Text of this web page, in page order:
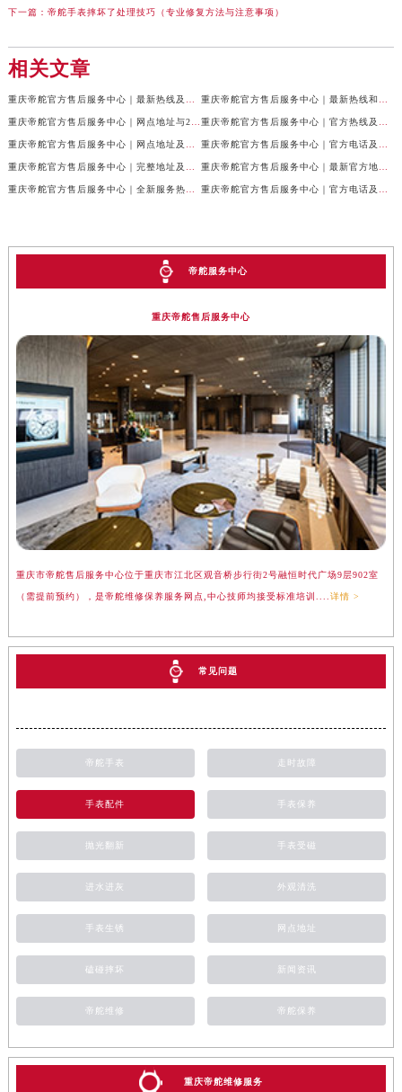
下一篇： 帝舵手表摔坏了处理技巧（专业修复方法与注意事项）
相关文章
帝舵服务中心
重庆帝舵售后服务中心
重庆市帝舵售后服务中心位于重庆市江北区观音桥步行街2号融恒时代广场9层902室
（需提前预约），是帝舵维修保养服务网点,中心技师均接受标准培训.... 详情 >
常见问题
帝舵手表 走时故障
手表配件 手表保养
抛光翻新 手表受磁
进水进灰 外观清洗
手表生锈 网点地址
磕碰摔坏 新闻资讯
帝舵维修 帝舵保养
重庆帝舵维修服务